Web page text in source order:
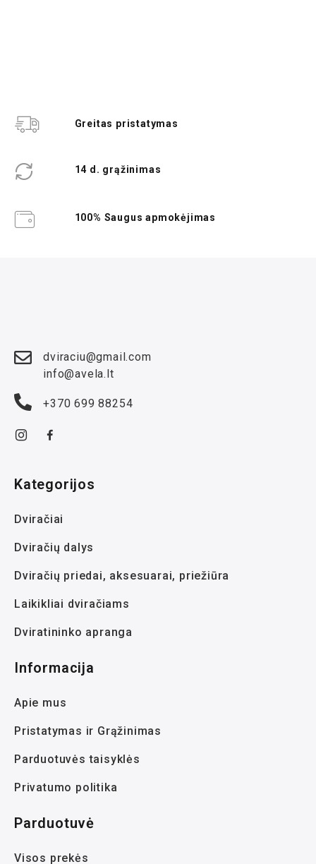
Greitas pristatymas
14 d. grąžinimas
100% Saugus apmokėjimas
dviraciu@gmail.com
info@avela.lt
+370 699 88254
Kategorijos
Dviračiai
Dviračių dalys
Dviračių priedai, aksesuarai, priežiūra
Laikikliai dviračiams
Dviratininko apranga
Informacija
Apie mus
Pristatymas ir Grąžinimas
Parduotuvės taisyklės
Privatumo politika
Parduotuvė
Visos prekės